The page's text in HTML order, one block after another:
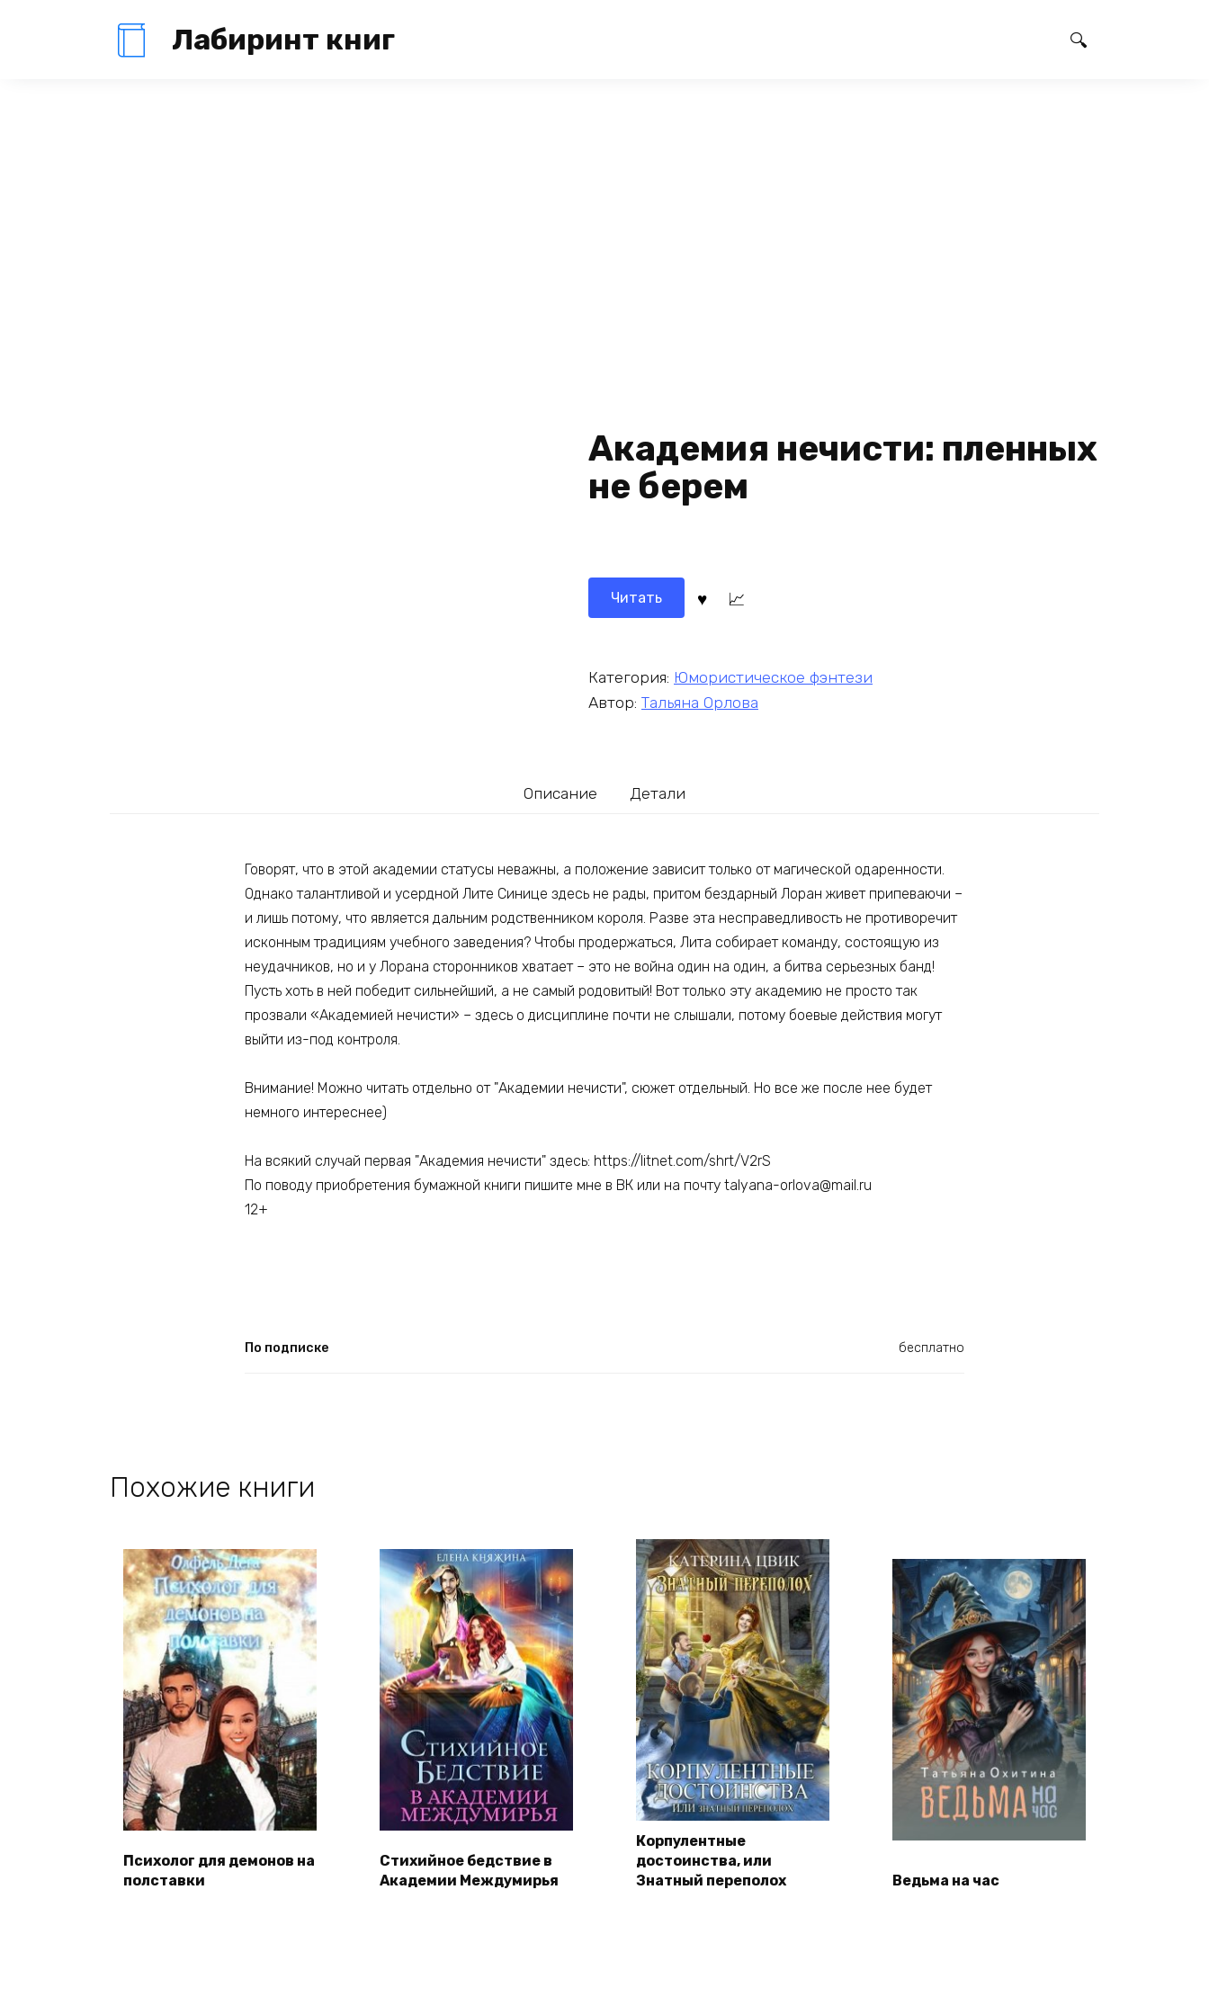
Лабиринт книг
Академия нечисти: пленных
не берем
Читать
Категория: Юмористическое фэнтези
Автор: Тальяна Орлова
Описание Детали
Говорят, что в этой академии статусы неважны, а положение зависит только от магической одаренности.
Однако талантливой и усердной Лите Синице здесь не рады, притом бездарный Лоран живет припеваючи –
и лишь потому, что является дальним родственником короля. Разве эта несправедливость не противоречит
исконным традициям учебного заведения? Чтобы продержаться, Лита собирает команду, состоящую из
неудачников, но и у Лорана сторонников хватает – это не война один на один, а битва серьезных банд!
Пусть хоть в ней победит сильнейший, а не самый родовитый! Вот только эту академию не просто так
прозвали «Академией нечисти» – здесь о дисциплине почти не слышали, потому боевые действия могут
выйти из-под контроля.
Внимание! Можно читать отдельно от "Академии нечисти", сюжет отдельный. Но все же после нее будет
немного интереснее)
На всякий случай первая "Академия нечисти" здесь: https://litnet.com/shrt/V2rS
По поводу приобретения бумажной книги пишите мне в ВК или на почту talyana-orlova@mail.ru
12+
По подписке бесплатно
Похожие книги
Психолог для демонов на
полставки
Стихийное бедствие в
Академии Междумирья
Корпулентные
достоинства, или
Знатный переполох
Ведьма на час